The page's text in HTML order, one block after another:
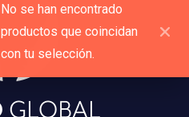
No se han encontrado
productos que coincidan
con tu selección.